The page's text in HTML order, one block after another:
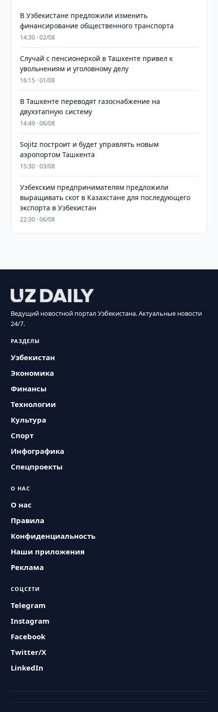
В Узбекистане предложили изменить
финансирование общественного транспорта
14:30 · 02/08
Случай с пенсионеркой в Ташкенте привел к
увольнениям и уголовному делу
16:15 · 01/08
В Ташкенте переводят газоснабжение на
двухэтапную систему
14:49 · 06/08
Sojitz построит и будет управлять новым
аэропортом Ташкента
15:30 · 03/08
Узбекским предпринимателям предложили
выращивать скот в Казахстане для последующего
экспорта в Узбекистан
22:30 · 06/08
Ведущий новостной портал Узбекистана. Актуальные новости
24/7.
РАЗДЕЛЫ
Узбекистан
Экономика
Финансы
Технологии
Культура
Спорт
Инфографика
Спецпроекты
О НАС
О нас
Правила
Конфиденциальность
Наши приложения
Реклама
СОЦСЕТИ
Telegram
Instagram
Facebook
Twitter/X
LinkedIn